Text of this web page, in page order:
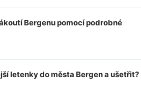
Bergenu pomocí podrobné
letenky do města Bergen a ušetřit?